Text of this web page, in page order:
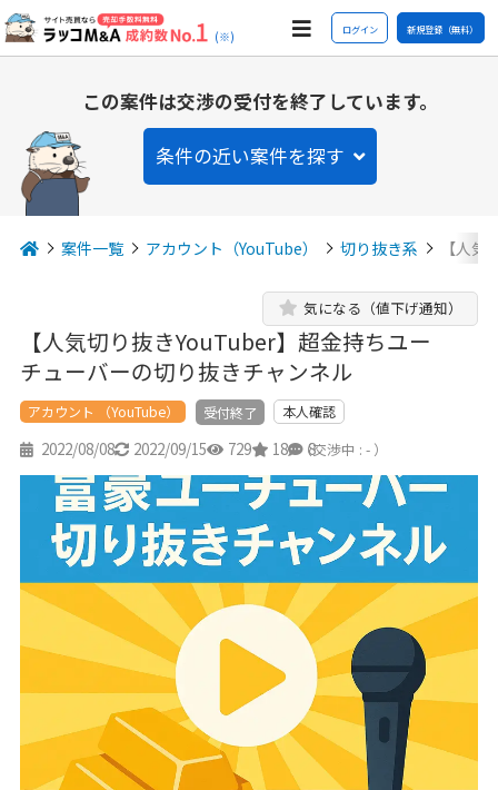
(※) ログイン 新規登録（無料）
この案件は交渉の受付を終了しています。
条件の近い案件を探す
案件一覧 アカウント（YouTube） 切り抜き系 【人
【人気切り抜きYouTuber】超金持ちユー
チューバーの切り抜きチャンネル
気になる（値下げ通知）
アカウント （YouTube） 受付終了 本人確認
2022/08/08 2022/09/15 729 18 8
（交渉中 : - ）